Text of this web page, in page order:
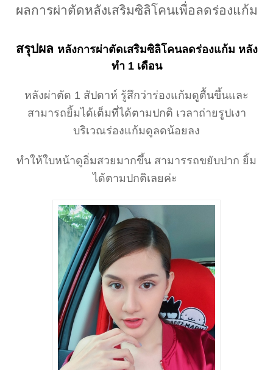
ผลการผ่าตัดหลังเสริมซิลิโคนเพื่อลดร่องแก้ม
สรุปผล หลังการผ่าตัดเสริมซิลิโคนลดร่องแก้ม หลัง
ทำ 1 เดือน
หลังผ่าตัด 1 สัปดาห์ รู้สึกว่าร่องแก้มดูตื้นขึ้นและ
สามารถยิ้มได้เต็มที่ได้ตามปกติ เวลาถ่ายรูปเงา
บริเวณร่องแก้มดูลดน้อยลง
ทำให้ใบหน้าดูอิ่มสวยมากขึ้น สามารรถขยับปาก ยิ้ม
ได้ตามปกติเลยค่ะ